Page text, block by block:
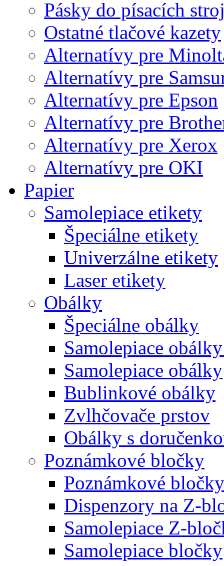
Pásky do písacích
Ostatné tlačové kazety
Alternatívy pre
Alternatívy pre
Alternatívy pre Epson
Alternatívy pre
Alternatívy pre Xerox
Alternatívy pre OKI
Papier
Samolepiace etikety
Špeciálne etikety
Univerzálne etikety
Laser etikety
Obálky
Špeciálne obálky
Samolepiace
Samolepiace obálky
Bublinkové obálky
Zvlhčovače prstov
Obálky s
Poznámkové bločky
Poznámkové
Dispenzory na Z-
Samolepiace Z-
Samolepiace bločky